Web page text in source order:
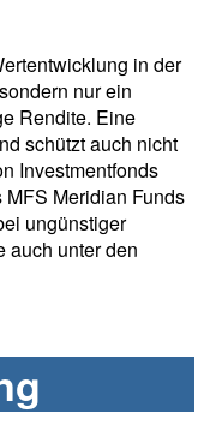
in der
nur ein
Rendite. Eine
schützt auch nicht
Investmentfonds
Meridian Funds
ungünstiger
auch unter den